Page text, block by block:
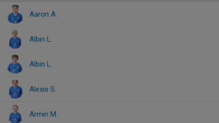
Aaron A.
Albin L.
Albin L.
Alexis S.
Armin M.